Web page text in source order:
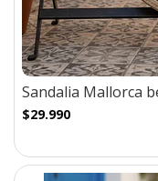
Sandalia Mallorca
$29.990